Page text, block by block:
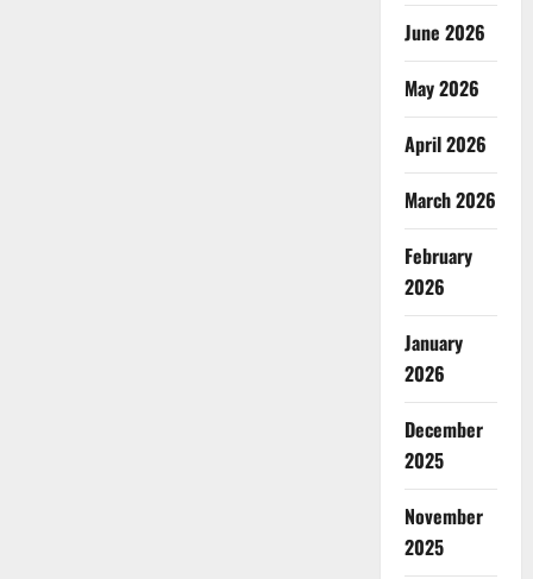
June 2026
May 2026
April 2026
March 2026
February
2026
January
2026
December
2025
November
2025